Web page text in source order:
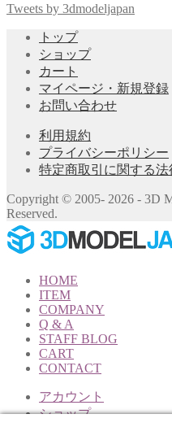
対
Tweets by 3dmodeljapan
トップ
ショップ
カート
マイページ・新規登録
お問い合わせ
利用規約
プライバシーポリシー
特定商取引に関する
Copyright © 2005- 2026 - 3D
Reserved.
HOME
ITEM
COMPANY
Q & A
STAFF BLOG
CART
CONTACT
アカウント
ショップ